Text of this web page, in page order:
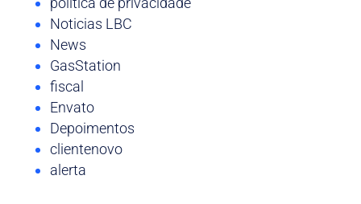
Noticias LBC
News
GasStation
fiscal
Envato
Depoimentos
clientenovo
alerta